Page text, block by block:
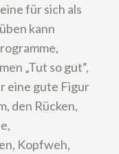
für sich als
kann
„Tut so gut“,
eine gute Figur
den Rücken,
Kopfweh,